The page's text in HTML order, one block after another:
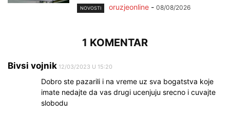
NOVOSTI oruzjeonline - 08/08/2026
1 KOMENTAR
Bivsi vojnik 12/03/2023 U 15:20
Dobro ste pazarili i na vreme uz sva bogatstva koje
imate nedajte da vas drugi ucenjuju srecno i cuvajte
slobodu